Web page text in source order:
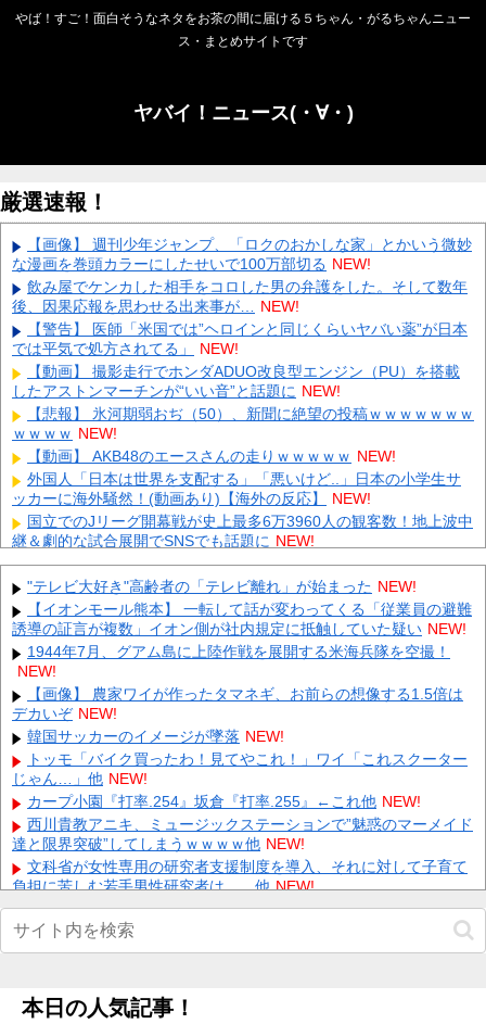
やば！すご！面白そうなネタをお茶の間に届ける５ちゃん・がるちゃんニュー
ス・まとめサイトです
ヤバイ！ニュース(・∀・)
厳選速報！
【画像】 週刊少年ジャンプ、「ロクのおかしな家」とかいう微妙
な漫画を巻頭カラーにしたせいで100万部切る NEW!
飲み屋でケンカした相手をコロした男の弁護をした。そして数年
後、因果応報を思わせる出来事が… NEW!
【警告】 医師「米国では”ヘロインと同じくらいヤバい薬”が日本
では平気で処方されてる」
NEW!
【動画】 撮影走行でホンダADUO改良型エンジン（PU）を搭載
したアストンマーチンが“いい音”と話題に NEW!
【悲報】 氷河期弱おぢ（50）、新聞に絶望の投稿ｗｗｗｗｗｗｗ
ｗｗｗｗ NEW!
【動画】 AKB48のエースさんの走りｗｗｗｗｗ NEW!
外国人「日本は世界を支配する」「悪いけど..」日本の小学生サ
ッカーに海外騒然！(動画あり)【海外の反応】
NEW!
国立でのJリーグ開幕戦が史上最多6万3960人の観客数！地上波中
継＆劇的な試合展開でSNSでも話題に NEW!
【衝撃】中居正広さん、がん公表後の激やせ姿がヤバすぎる…
【画像】 他 NEW!
店員or客と仲良くなったことありますか？ 他 NEW!
【にじさんじ】七瀬、動物園でアシカに水をかけられビショビシ
ョに→たまこ爆笑 他 NEW!
【疑問】周年で書庫リセット来る？過去データから見えた結論 他
NEW!
シカホワ村上、特大25号ホームラン！！！ 他
【悲報】 夏のピーク、もう終わってたｗｗｗｗｗ
【緊急】 今の若者に急増している『コレ』依存、めちゃくちゃ深
刻な模様w w w w w w w w w w
Powered by livedoor 相互RSS
"テレビ大好き"高齢者の「テレビ離れ」が始まった NEW!
【イオンモール熊本】 一転して話が変わってくる「従業員の避難
誘導の証言が複数」イオン側が社内規定に抵触していた疑い NEW!
1944年7月、グアム島に上陸作戦を展開する米海兵隊を空撮！
NEW!
【画像】 農家ワイが作ったタマネギ、お前らの想像する1.5倍は
デカいぞ NEW!
韓国サッカーのイメージが墜落 NEW!
トッモ「バイク買ったわ！見てやこれ！」ワイ「これスクーター
じゃん…」他 NEW!
カープ小園『打率.254』坂倉『打率.255』←これ他 NEW!
西川貴教アニキ、ミュージックステーションで”魅惑のマーメイド
達と限界突破”してしまうｗｗｗｗ他 NEW!
文科省が女性専用の研究者支援制度を導入、それに対して子育て
負担に苦しむ若手男性研究者は……他 NEW!
【速報】日本赤十字社、韓国に超希少血液Jr(a-)を提供「韓国内
では適合する血液を確保できなかった」※今回で4回目他
【動画】 歌舞伎町女子さん、ラブホに行きたすぎてご乱心ｗｗｗ
【画像】 大久保佳代子さん、やっぱりドスケベだったｗｗｗｗｗ
ｗ NEW!
本日の人気記事！